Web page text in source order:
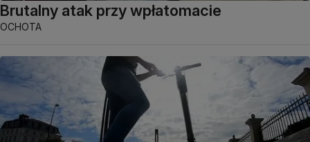
Brutalny atak przy wpłatomacie
OCHOTA